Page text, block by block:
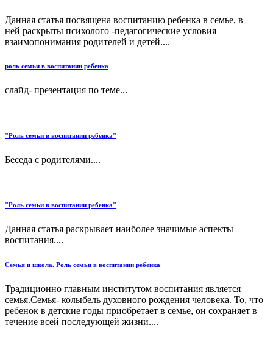
Данная статья посвящена воспитанию ребенка в семье, в
ней раскрыты психолого -педагогические условия
взаимопонимания родителей и детей....
роль семьи в воспитании ребенка
слайд- презентация по теме...
"Роль семьи в воспитании ребенка"
Беседа с родителями....
"Роль семьи в воспитании ребенка"
Данная статья раскрывает наиболее значимые аспекты
воспитания....
Семья и школа. Роль семьи в воспитании ребенка
Традиционно главным институтом воспитания является
семья.Семья- колыбель духовного рождения человека. То, что
ребенок в детские годы приобретает в семье, он сохраняет в
течение всей последующей жизни....